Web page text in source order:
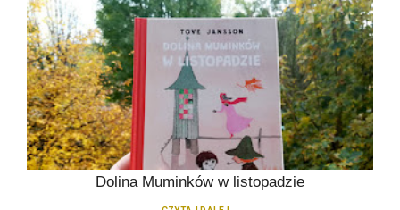
Dolina Muminków w listopadzie